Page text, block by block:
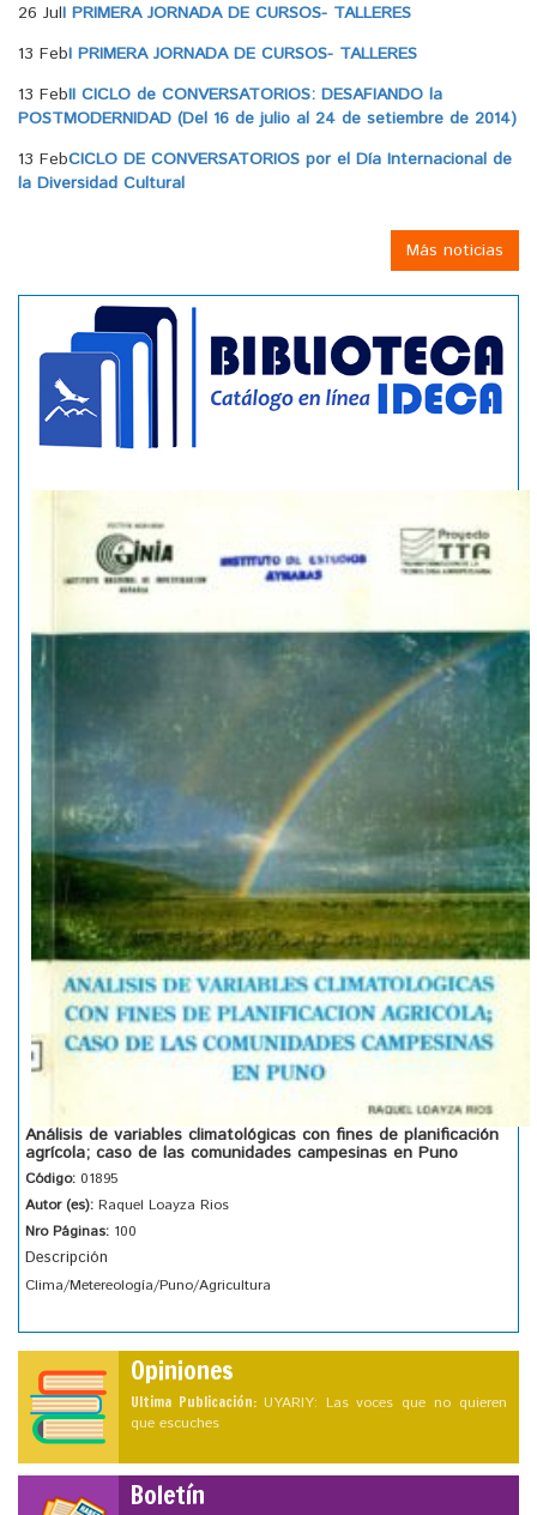
26 JulI PRIMERA JORNADA DE CURSOS- TALLERES
13 FebI PRIMERA JORNADA DE CURSOS- TALLERES
13 FebII CICLO de CONVERSATORIOS: DESAFIANDO la
POSTMODERNIDAD (Del 16 de julio al 24 de setiembre de 2014)
13 FebCICLO DE CONVERSATORIOS por el Día Internacional de
la Diversidad Cultural
Más noticias
Análisis de variables climatológicas con fines de planificación
agrícola; caso de las comunidades campesinas en Puno
Código: 01895
Autor (es): Raquel Loayza Rios
Nro Páginas: 100
Descripción
Clima/Metereología/Puno/Agricultura
Opiniones
Ultima Publicación: UYARIY: Las voces que no quieren
que escuches
Boletín